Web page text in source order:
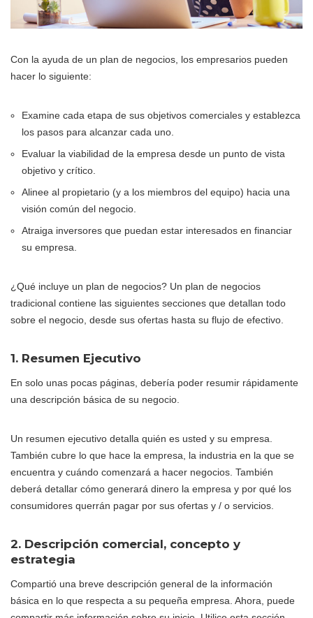
Con la ayuda de un plan de negocios, los empresarios pueden
hacer lo siguiente:
Examine cada etapa de sus objetivos comerciales y establezca
los pasos para alcanzar cada uno.
Evaluar la viabilidad de la empresa desde un punto de vista
objetivo y crítico.
Alinee al propietario (y a los miembros del equipo) hacia una
visión común del negocio.
Atraiga inversores que puedan estar interesados en financiar
su empresa.
¿Qué incluye un plan de negocios? Un plan de negocios
tradicional contiene las siguientes secciones que detallan todo
sobre el negocio, desde sus ofertas hasta su flujo de efectivo.
1. Resumen Ejecutivo
En solo unas pocas páginas, debería poder resumir rápidamente
una descripción básica de su negocio.
Un resumen ejecutivo detalla quién es usted y su empresa.
También cubre lo que hace la empresa, la industria en la que se
encuentra y cuándo comenzará a hacer negocios. También
deberá detallar cómo generará dinero la empresa y por qué los
consumidores querrán pagar por sus ofertas y / o servicios.
2. Descripción comercial, concepto y
estrategia
Compartió una breve descripción general de la información
básica en lo que respecta a su pequeña empresa. Ahora, puede